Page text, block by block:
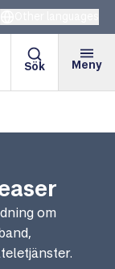
Sök Meny
om